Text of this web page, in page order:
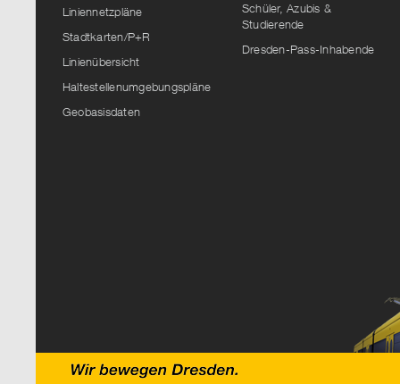
Liniennetzpläne
Stadtkarten/P+R
Linienübersicht
Haltestellenumgebungspläne
Geobasisdaten
Schüler, Azubis &
Studierende
Dresden-Pass-Inhabende